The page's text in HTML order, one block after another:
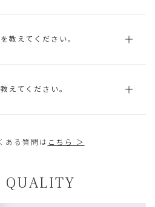
教えてください。
えてください。
ある質問は こちら ＞
QUALITY